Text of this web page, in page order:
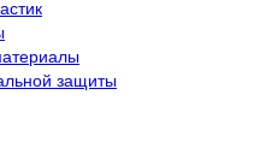
защиты